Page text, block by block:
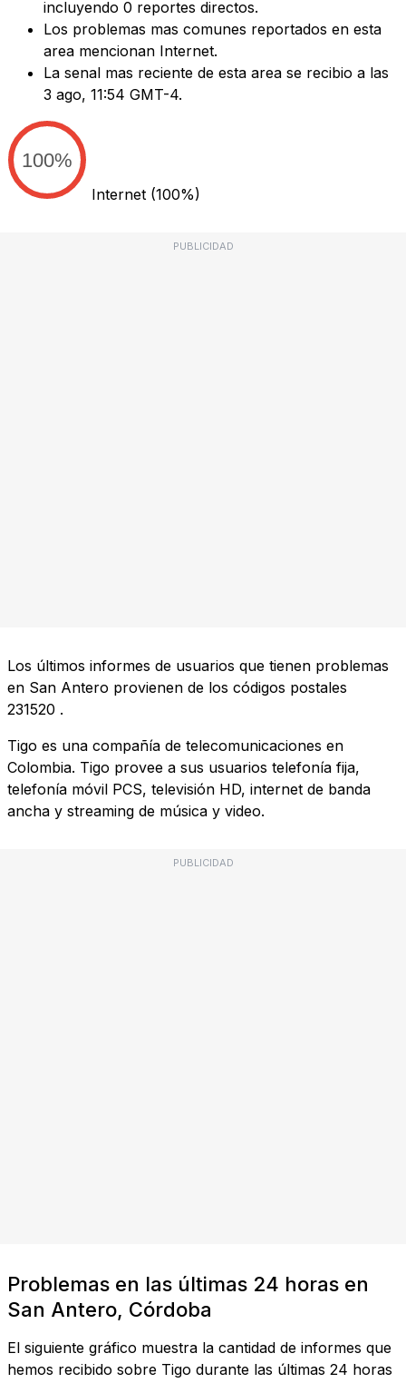
incluyendo 0 reportes directos.
Los problemas mas comunes reportados en esta
area mencionan Internet.
La senal mas reciente de esta area se recibio a las
3 ago, 11:54 GMT-4.
100%
Internet (100%)
PUBLICIDAD
Los últimos informes de usuarios que tienen problemas
en San Antero provienen de los códigos postales
231520 .
Tigo es una compañía de telecomunicaciones en
Colombia. Tigo provee a sus usuarios telefonía fija,
telefonía móvil PCS, televisión HD, internet de banda
ancha y streaming de música y video.
PUBLICIDAD
Problemas en las últimas 24 horas en
San Antero, Córdoba
El siguiente gráfico muestra la cantidad de informes que
hemos recibido sobre Tigo durante las últimas 24 horas